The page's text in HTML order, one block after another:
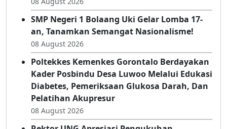
RDP Penonaktifan Kades Toto Utara, Ramla
Djafar: Saya Tak Pernah Terima SP
08 August 2026
SMP Negeri 1 Bolaang Uki Gelar Lomba 17-
an, Tanamkan Semangat Nasionalisme!
08 August 2026
Poltekkes Kemenkes Gorontalo Berdayakan
Kader Posbindu Desa Luwoo Melalui Edukasi
Diabetes, Pemeriksaan Glukosa Darah, Dan